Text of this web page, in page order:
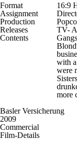
Format
16:9
Assignment
Production
Releases
TV-
Contents
with
were
more
Basler Versicherung
2009
Commercial
Film-Details